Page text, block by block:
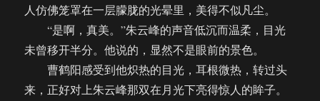
人仿佛笼罩在一层朦胧的光晕里，美得不似凡尘。
“是啊，真美。”朱云峰的声音低沉而温柔，目光
未曾移开半分。他说的，显然不是眼前的景色。
曹鹤阳感受到他炽热的目光，耳根微热，转过头
来，正好对上朱云峰那双在月光下亮得惊人的眸子。